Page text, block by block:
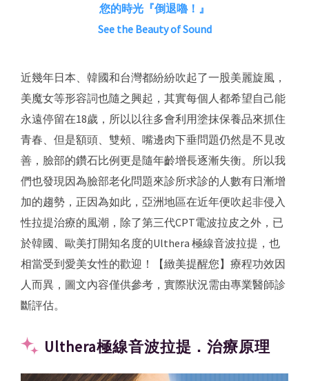
您的時光『倒退嚕！』
See the Beauty of Sound
近幾年日本、韓國和台灣都紛紛吹起了一股美麗旋風，
美魔女等形容詞也隨之興起，其實每個人都希望自己能
永遠停留在18歲，所以以往多會利用塗抹保養品來抓住
青春、但是額頭、雙頰、嘴邊肉下垂問題仍然是不見改
善，臉部的鑽石比例更是隨年齡增長逐漸失衡。所以我
們也發現因為臉部老化問題來診所求診的人數有日漸增
加的趨勢，正因為如此，亞洲地區在近年便吹起非侵入
性拉提治療的風潮，除了第三代CPT電波拉皮之外，已
於韓國、歐美打開知名度的Ulthera 極線音波拉提，也
相當受到愛美女性的歡迎！【緻美提醒您】療程功效因
人而異，圖文內容僅供參考，實際狀況需由專業醫師診
斷評估。
Ulthera極線音波拉提．治療原理